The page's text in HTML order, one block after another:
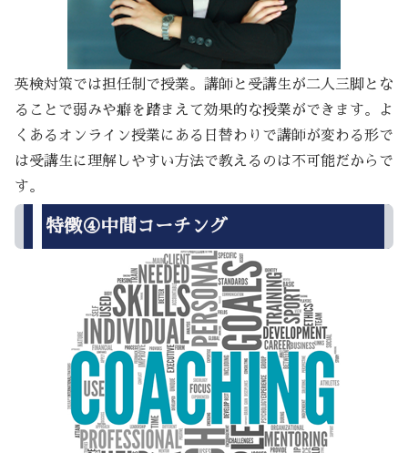
英検対策では担任制で授業。講師と受講生が二人三脚とな
ることで弱みや癖を踏まえて効果的な授業ができます。よ
くあるオンライン授業にある日替わりで講師が変わる形で
は受講生に理解しやすい方法で教えるのは不可能だからで
す。
特徴④中間コーチング